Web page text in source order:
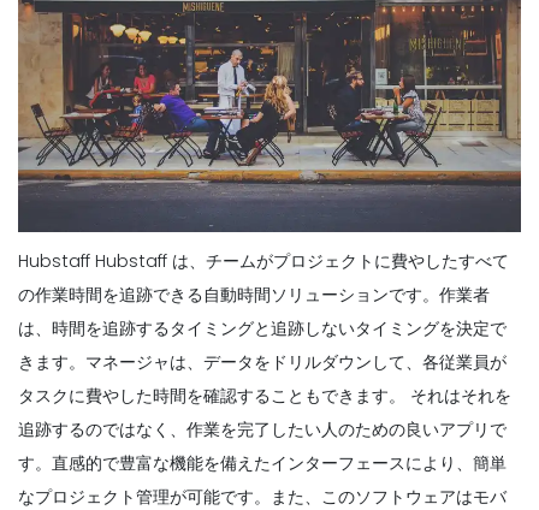
Hubstaff Hubstaff は、チームがプロジェクトに費やしたすべて
の作業時間を追跡できる自動時間ソリューションです。作業者
は、時間を追跡するタイミングと追跡しないタイミングを決定で
きます。マネージャは、データをドリルダウンして、各従業員が
タスクに費やした時間を確認することもできます。
それはそれを
追跡するのではなく、作業を完了したい人のための良いアプリで
す。直感的で豊富な機能を備えたインターフェースにより、簡単
なプロジェクト管理が可能です。また、このソフトウェアはモバ